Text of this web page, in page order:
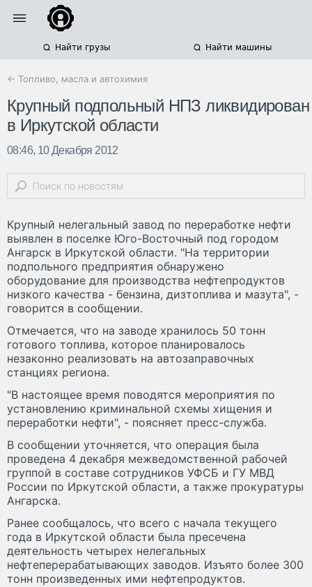
Найти грузы Найти машины
← Топливо, масла и автохимия
Крупный подпольный НПЗ ликвидирован
в Иркутской области
08:46, 10 Декабря 2012
Крупный нелегальный завод по переработке нефти
выявлен в поселке Юго-Восточный под городом
Ангарск в Иркутской области. "На территории
подпольного предприятия обнаружено
оборудование для производства нефтепродуктов
низкого качества - бензина, дизтоплива и мазута", -
говорится в сообщении.
Отмечается, что на заводе хранилось 50 тонн
готового топлива, которое планировалось
незаконно реализовать на автозаправочных
станциях региона.
"В настоящее время поводятся мероприятия по
установлению криминальной схемы хищения и
переработки нефти", - поясняет пресс-служба.
В сообщении уточняется, что операция была
проведена 4 декабря межведомственной рабочей
группой в составе сотрудников УФСБ и ГУ МВД
России по Иркутской области, а также прокуратуры
Ангарска.
Ранее сообщалось, что всего с начала текущего
года в Иркутской области была пресечена
деятельность четырех нелегальных
нефтеперерабатывающих заводов. Изъято более 300
тонн произведенных ими нефтепродуктов.